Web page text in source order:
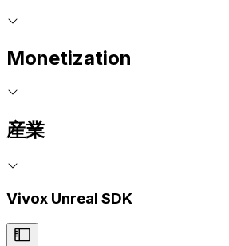
Monetization
産業
Vivox Unreal SDK